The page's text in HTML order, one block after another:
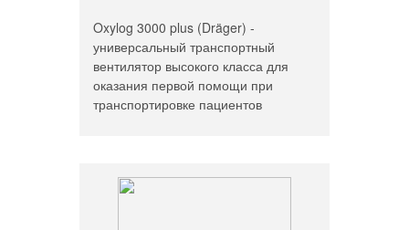
Oxylog 3000 plus (Dräger) -
универсальный транспортный
вентилятор высокого класса для
оказания первой помощи при
транспортировке пациентов